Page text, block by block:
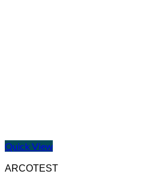
Quick View
ARCOTEST